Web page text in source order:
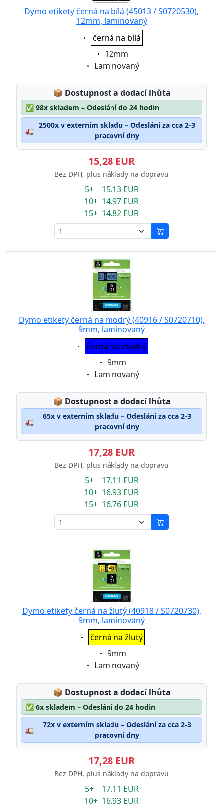
Dymo etikety černá na bílá (45013 / S0720530),
12mm, laminovaný
Eigenschaft:
černá na bílá
Eigenschaft:
12mm
Eigenschaft:
Laminovaný
📦 Lagerstatus:
Dostupnost a dodací lhůta
✅ 98x skladem – Odeslání do 24 hodin
🚛
2500x v externím skladu – Odeslání za cca 2-3
pracovní dny
15,28 EUR
Bez DPH, plus náklady na dopravu
5+ 15.13 EUR
10+ 14.97 EUR
15+ 14.82 EUR
Dymo etikety černá na modrý (40916 / S0720710),
9mm, laminovaný
Eigenschaft:
černá na modrý
Eigenschaft:
9mm
Eigenschaft:
Laminovaný
📦 Lagerstatus:
Dostupnost a dodací lhůta
🚛
65x v externím skladu – Odeslání za cca 2-3
pracovní dny
17,28 EUR
Bez DPH, plus náklady na dopravu
5+ 17.11 EUR
10+ 16.93 EUR
15+ 16.76 EUR
Dymo etikety černá na žlutý (40918 / S0720730),
9mm, laminovaný
Eigenschaft:
černá na žlutý
Eigenschaft:
9mm
Eigenschaft:
Laminovaný
📦 Lagerstatus:
Dostupnost a dodací lhůta
✅ 6x skladem – Odeslání do 24 hodin
🚛
72x v externím skladu – Odeslání za cca 2-3
pracovní dny
17,28 EUR
Bez DPH, plus náklady na dopravu
5+ 17.11 EUR
10+ 16.93 EUR